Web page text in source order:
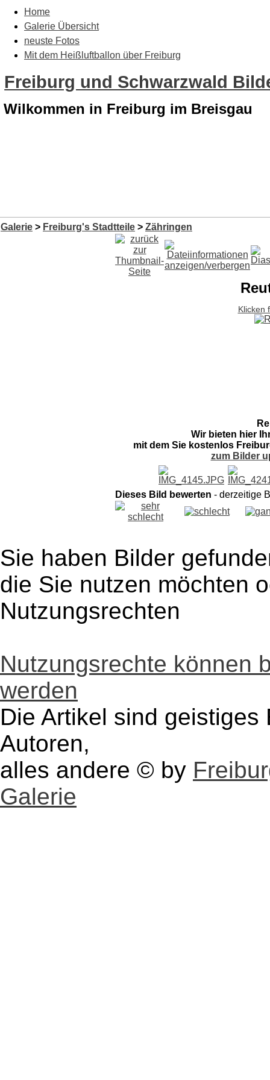
Home
Galerie Übersicht
neuste Fotos
Mit dem Heißluftballon über Freiburg
Freiburg und Schwarzwald
Wilkommen in Freiburg im Breisgau
Galerie > Freiburg's Stadtteile > Zähringen
Klicken
Wir bieten hier
mit dem Sie kostenlos
zum Bilder
Dieses Bild bewerten - derzeitige
Sie haben Bilder
die Sie nutzen möchten
Nutzungsrechten
Nutzungsrechte können
werden
Die Artikel sind
Autoren,
alles andere © by
Galerie